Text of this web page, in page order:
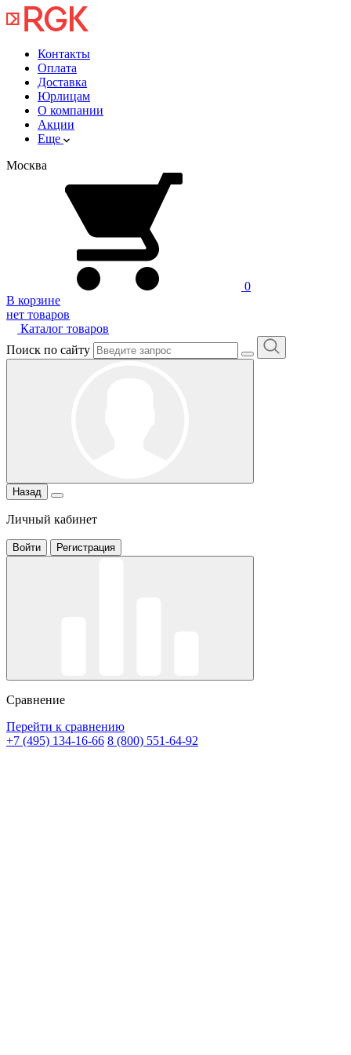
Контакты
Оплата
Доставка
Юрлицам
О компании
Акции
Еще
Москва
0
В корзине
нет товаров
Каталог товаров
Поиск по сайту
Назад
Личный кабинет
Войти Регистрация
Сравнение
Перейти к сравнению
+7 (495) 134-16-66 8 (800) 551-64-92